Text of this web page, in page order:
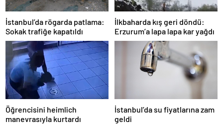
İstanbul’da rögarda patlama:
Sokak trafiğe kapatıldı
İlkbaharda kış geri döndü:
Erzurum’a lapa lapa kar yağdı
Öğrencisini heimlich
manevrasıyla kurtardı
İstanbul’da su fiyatlarına zam
geldi